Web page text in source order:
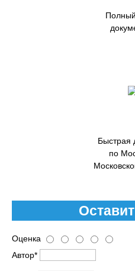
Быстрая
по
Оценка
Автор*